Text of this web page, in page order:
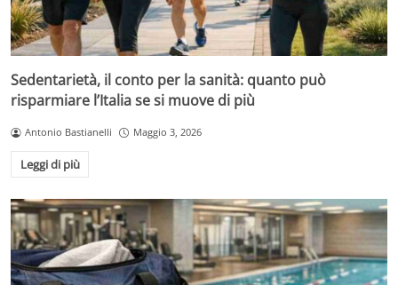
Sedentarietà, il conto per la sanità: quanto può
risparmiare l’Italia se si muove di più
Antonio Bastianelli Maggio 3, 2026
Leggi di più